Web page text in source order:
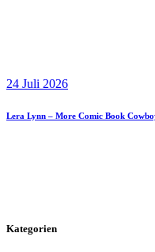
24 Juli 2026
Lera Lynn – More Comic Book
Kategorien